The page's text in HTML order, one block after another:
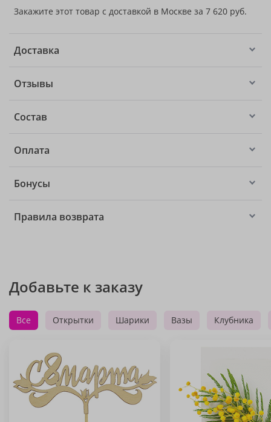
Закажите этот товар с доставкой в Москве за 7 620 руб.
Доставка
Отзывы
Состав
Оплата
Бонусы
Правила возврата
Добавьте к заказу
Все Открытки Шарики Вазы Клубника